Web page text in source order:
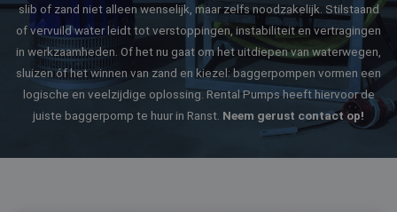
slib of zand niet alleen wenselijk, maar zelfs noodzakelijk. Stilstaand
of vervuild water leidt tot verstoppingen, instabiliteit en vertragingen
in werkzaamheden. Of het nu gaat om het uitdiepen van waterwegen,
sluizen óf het winnen van zand en kiezel: baggerpompen vormen een
logische en veelzijdige oplossing. Rental Pumps heeft hiervoor de
juiste baggerpomp te huur in Ranst. Neem gerust contact op!